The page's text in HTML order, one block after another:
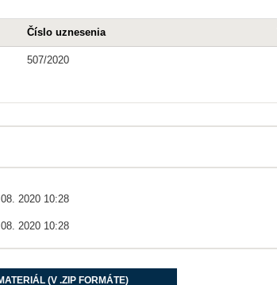
Číslo uznesenia
507/2020
2020 10:28
2020 10:28
(V .ZIP FORMÁTE)